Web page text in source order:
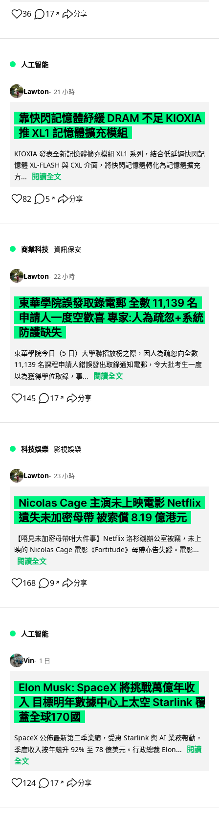
36 17 ↗ 分享
人工智能
Lawton 21 小時
靠快閃記憶體紓緩 DRAM 不足 KIOXIA
推 XL1 記憶體擴充模組
KIOXIA 發表全新記憶體擴充模組 XL1 系列，結合低延遲快閃記
憶體 XL-FLASH 與 CXL 介面，將快閃記憶體轉化為記憶體擴充
方...
閱讀全文
82 5 ↗ 分享
商業科技 資訊保安
Lawton 22 小時
東華學院誤發取錄電郵 全數 11,139 名
申請人一度空歡喜 專家:人為疏忽+系統
防護缺失
東華學院今日（5 日）大學聯招放榜之際，因人為疏忽向全數
11,139 名課程申請人錯誤發出取錄通知電郵，令大批考生一度
以為獲得學位取錄，事...
閱讀全文
145 17 ↗ 分享
科技娛樂 影視娛樂
Lawton 23 小時
Nicolas Cage 主演未上映電影 Netflix
遺失未加密母帶 被索償 8.19 億港元
【唔見未加密母帶咁大件事】Netflix 洛杉磯辦公室被竊，未上
映的 Nicolas Cage 電影《Fortitude》母帶亦告失蹤。電影...
閱讀全文
168 9 ↗ 分享
人工智能
Vin 1 日
Elon Musk: SpaceX 將挑戰萬億年收
入 目標明年數據中心上太空 Starlink 覆
蓋全球170國
SpaceX 公佈最新第二季業績，受惠 Starlink 與 AI 業務帶動，
季度收入按年飆升 92% 至 78 億美元。行政總裁 Elon...
閱讀
全文
124 17 ↗ 分享